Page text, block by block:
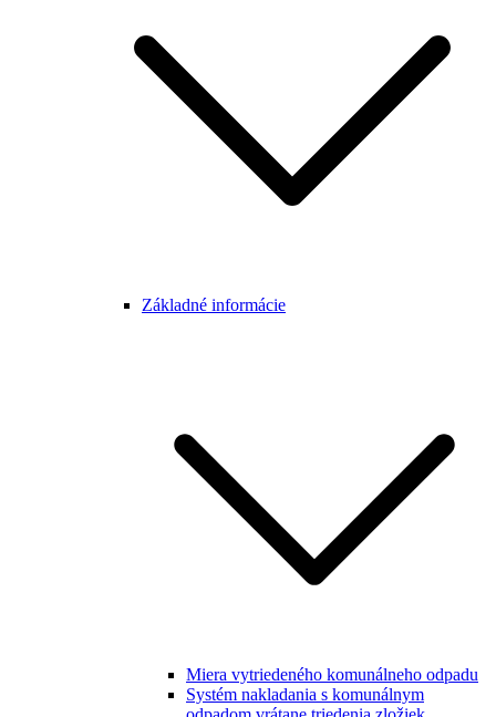
Základné informácie
Miera vytriedeného komunálneho odpadu
Systém nakladania s komunálnym